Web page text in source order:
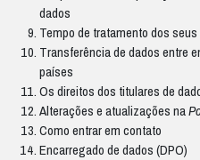
dados
Tempo de tratamento dos
Transferência de dados entre
países
Os direitos dos titulares de
Alterações e atualizações na
Como entrar em contato
Encarregado de dados (DPO)